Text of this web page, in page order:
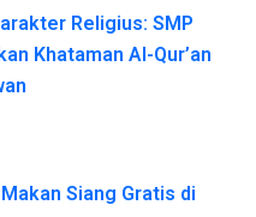
Religius: SMP
Khataman Al-Qur’an
Siang Gratis di